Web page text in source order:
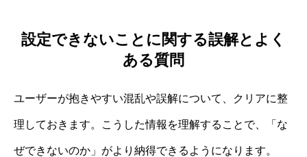
設定できないことに関する誤解とよく
ある質問
ユーザーが抱きやすい混乱や誤解について、クリアに整
理しておきます。こうした情報を理解することで、「な
ぜできないのか」がより納得できるようになります。